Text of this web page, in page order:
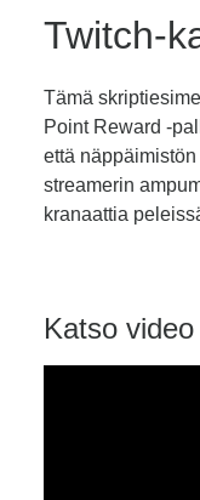
Twitch-
Tämä
Point Reward -
että
streamerin
kranaattia
Katso video